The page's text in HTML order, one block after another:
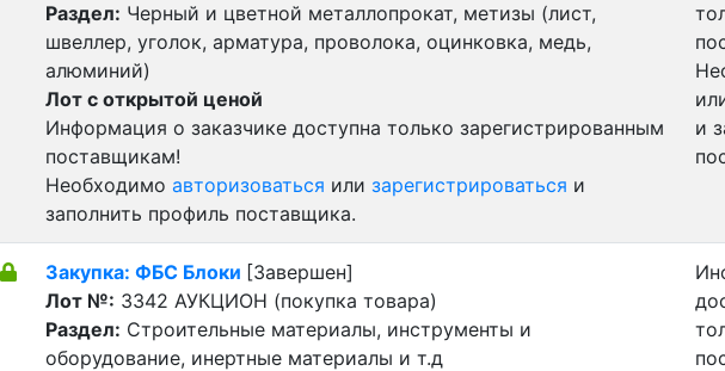
Раздел: Черный и цветной металлопрокат, метизы (лист,
швеллер, уголок, арматура, проволока, оцинковка, медь,
алюминий)
Лот с открытой ценой
Информация о заказчике доступна только зарегистрированным
поставщикам!
Необходимо авторизоваться или зарегистрироваться и
заполнить профиль поставщика.
и
Закупка: ФБС Блоки [Завершен]
Лот №: 3342 АУКЦИОН (покупка товара)
Раздел: Строительные материалы, инструменты и
оборудование, инертные материалы и т.д